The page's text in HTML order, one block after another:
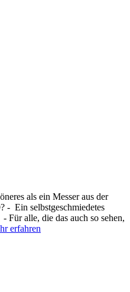
als ein Messer aus der
- Ein selbstgeschmiedetes
Für alle, die das auch so sehen,
erfahren